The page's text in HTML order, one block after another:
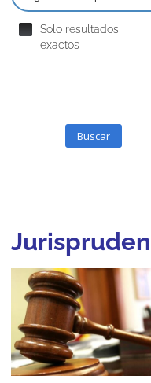
Solo resultados
exactos
Buscar